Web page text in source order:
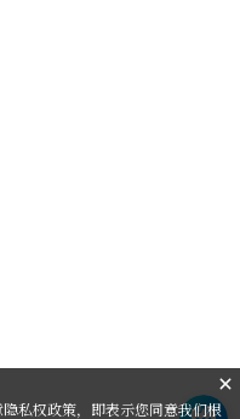
私权政策，即表示您同意我们根